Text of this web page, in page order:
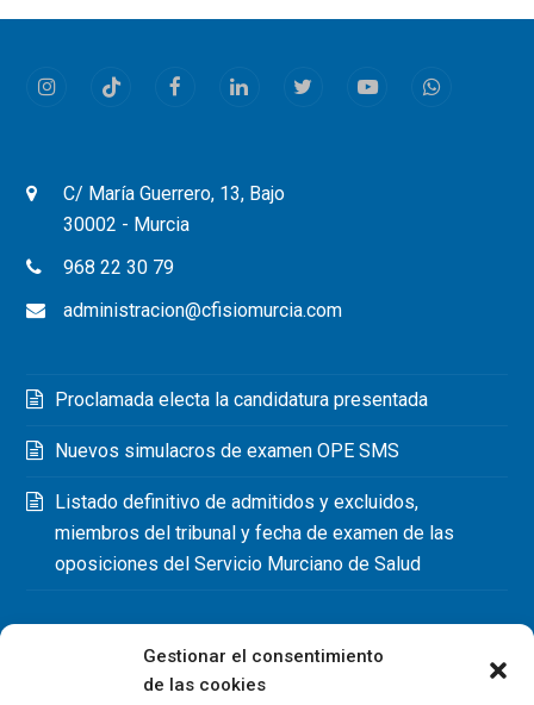
Gestionar el consentimiento
de las cookies
InstagramTiktok FacebookLinkedInTwitterYoutubeWhatsapp
C/ María Guerrero, 13, Bajo
30002 - Murcia
968 22 30 79
administracion@cfisiomurcia.com
Proclamada electa la candidatura presentada
Nuevos simulacros de examen OPE SMS
Listado definitivo de admitidos y excluidos,
miembros del tribunal y fecha de examen de las
oposiciones del Servicio Murciano de Salud